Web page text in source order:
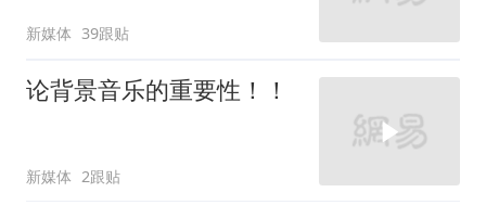
新媒体 39跟贴
论背景音乐的重要性！！
新媒体 2跟贴